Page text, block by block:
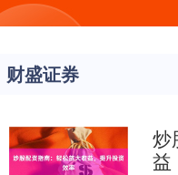
财盛证券
炒
益